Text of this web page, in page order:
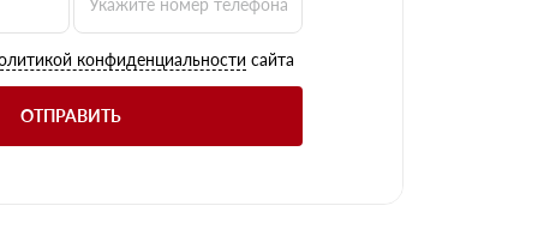
конфиденциальности сайта
ОТПРАВИТЬ